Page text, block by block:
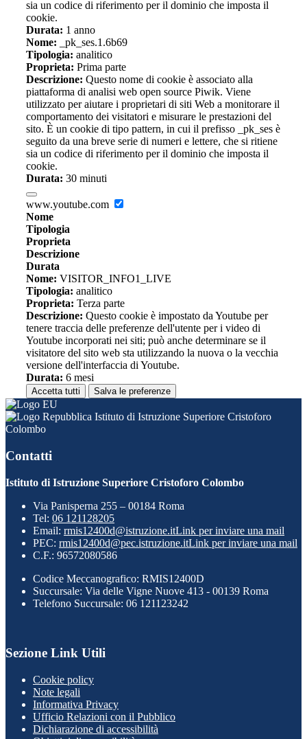
sia un codice di riferimento per il dominio che imposta il
cookie.
Durata: 1 anno
Nome: _pk_ses.1.6b69
Tipologia: analitico
Proprieta: Prima parte
Descrizione: Questo nome di cookie è associato alla
piattaforma di analisi web open source Piwik. Viene
utilizzato per aiutare i proprietari di siti Web a monitorare il
comportamento dei visitatori e misurare le prestazioni del
sito. È un cookie di tipo pattern, in cui il prefisso _pk_ses è
seguito da una breve serie di numeri e lettere, che si ritiene
sia un codice di riferimento per il dominio che imposta il
cookie.
Durata: 30 minuti
www.youtube.com
Nome
Tipologia
Proprieta
Descrizione
Durata
Nome: VISITOR_INFO1_LIVE
Tipologia: analitico
Proprieta: Terza parte
Descrizione: Questo cookie è impostato da Youtube per
tenere traccia delle preferenze dell'utente per i video di
Youtube incorporati nei siti; può anche determinare se il
visitatore del sito web sta utilizzando la nuova o la vecchia
versione dell'interfaccia di Youtube.
Durata: 6 mesi
Accetta tutti Salva le preferenze
Istituto di Istruzione Superiore Cristoforo
Colombo
Contatti
Istituto di Istruzione Superiore Cristoforo Colombo
Via Panisperna 255 – 00184 Roma
Tel: 06 121128205
Email: rmis12400d@istruzione.itLink per inviare una mail
PEC: rmis12400d@pec.istruzione.itLink per inviare una mail
C.F.: 96572080586
Codice Meccanografico: RMIS12400D
Succursale: Via delle Vigne Nuove 413 - 00139 Roma
Telefono Succursale: 06 121123242
Sezione Link Utili
Cookie policy
Note legali
Informativa Privacy
Ufficio Relazioni con il Pubblico
Dichiarazione di accessibilità